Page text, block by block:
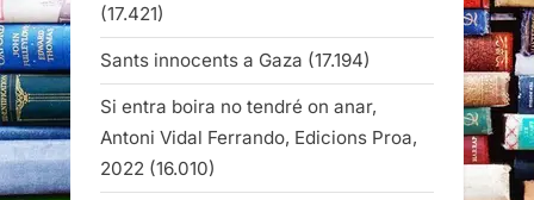
(17.421)
Sants innocents a Gaza (17.194)
Si entra boira no tendré on anar,
Antoni Vidal Ferrando, Edicions Proa,
2022 (16.010)